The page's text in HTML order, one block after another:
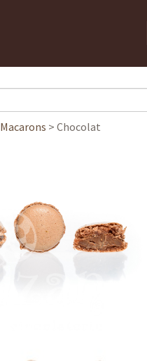
Macarons > Chocolat